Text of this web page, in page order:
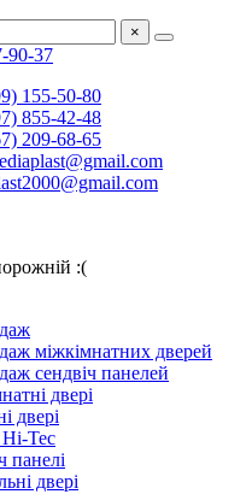
×
90-37
155-50-80
855-42-48
209-68-65
:(
міжкімнатних дверей
сендвіч панелей
двері
двері
Tec
панелі
двері